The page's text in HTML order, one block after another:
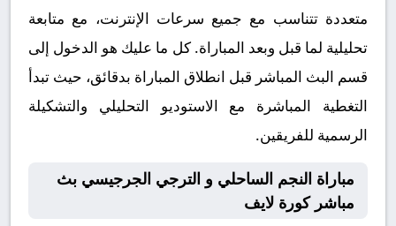
متعددة تتناسب مع جميع سرعات الإنترنت، مع متابعة
تحليلية لما قبل وبعد المباراة. كل ما عليك هو الدخول إلى
قسم البث المباشر قبل انطلاق المباراة بدقائق، حيث تبدأ
التغطية المباشرة مع الاستوديو التحليلي والتشكيلة
الرسمية للفريقين.
مباراة النجم الساحلي و الترجي الجرجيسي بث
مباشر كورة لايف